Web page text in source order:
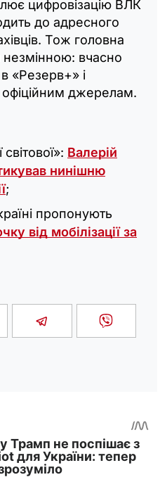
цифровізацію ВЛК
до адресного
Тож головна
вчасно
«Резерв+» і
джерелам.
Валерій
нинішню
;
пропонують
від мобілізації за